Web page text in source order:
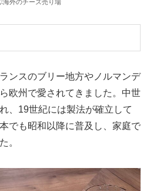
海外のチーズ売り場
ンスのブリー地方やノルマンデ
欧州で愛されてきました。中世
、19世紀には製法が確立して
でも昭和以降に普及し、家庭で
。